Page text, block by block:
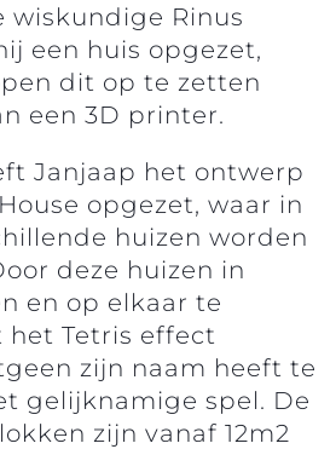
wiskundige Rinus
een huis opgezet,
dit op te zetten
een 3D printer.
Janjaap het ontwerp
opgezet, waar in
huizen worden
deze huizen in
en op elkaar te
Tetris effect
zijn naam heeft te
gelijknamige spel. De
zijn vanaf 12m2